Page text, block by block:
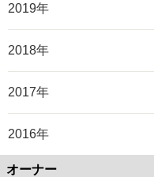
2019年
2018年
2017年
2016年
オーナー